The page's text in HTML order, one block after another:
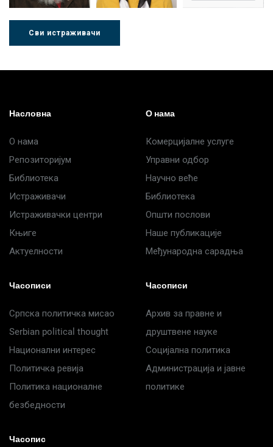
Сви истраживачи
Насловна
О нама
Репозиторијум
Библиотека
Истраживачи
Истраживачки центри
Књиге
Актуелности
О нама
Комерцијалне услуге
Управни одбор
Научно веће
Библиотека
Општи послови
Наше публикације
Међународна сарадња
Часописи
Српска политичка мисао
Serbian political thought
Национални интерес
Политичка ревија
Политика националне
безбедности
Часописи
Архив за правне и
друштвене науке
Социјална политика
Администрација и јавне
политике
Часопис